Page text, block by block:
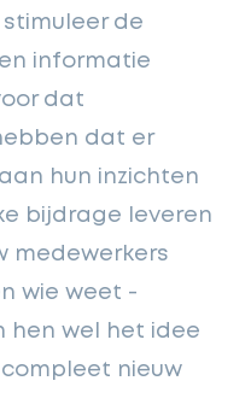
de
informatie
dat
dat er
hun inzichten
bijdrage leveren
medewerkers
wie weet -
hen wel het idee
nieuw